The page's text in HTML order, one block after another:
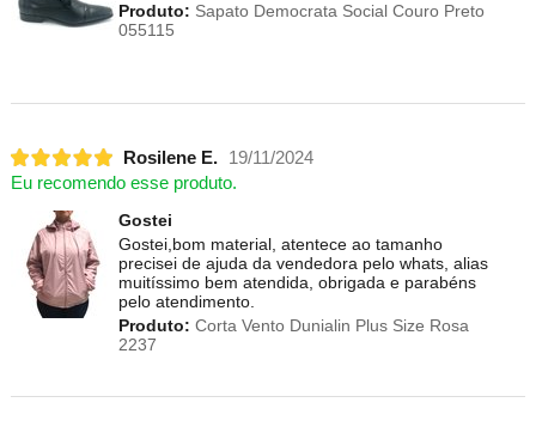
Produto: Sapato Democrata Social Couro Preto
055115
Rosilene E.
19/11/2024
Eu recomendo esse produto.
Gostei
Gostei,bom material, atentece ao tamanho
precisei de ajuda da vendedora pelo whats, alias
muitíssimo bem atendida, obrigada e parabéns
pelo atendimento.
Produto: Corta Vento Dunialin Plus Size Rosa
2237